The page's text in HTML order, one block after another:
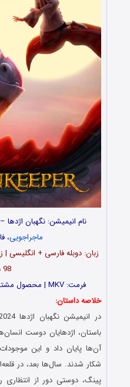
نام انیمیشن: نگهبان اژدها
ماجراجویی،
زبان: دوبله فارسی + انگلیسی
98 دقیقه
فرمت: MKV | محصول مشترک اسپانیا و چین | امتیاز: 5.8
خلاصه داستان:
باستان، اژدهایان دوست
آن‌ها پایان داد و این
شکار شدند. سال‌ها بعد، در
پینگ، دوستی دور از انتظاری